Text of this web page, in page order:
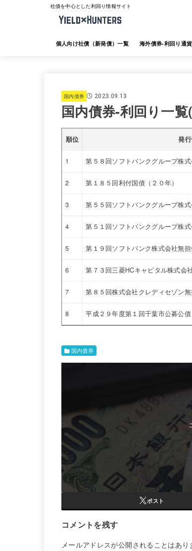
社債を中心とした利回り情報サイト
個人向け社債（新発債）一覧 海外債券-利回り通
国内債券 2023.09.13
国内債券-利回り一
順位 発
1 第５８回ソフトバンクグループ株
2 第１８５回利付国債（２０年）
3 第５５回ソフトバンクグループ株
4 第５１回ソフトバンクグループ株
5 第１９回ソフトバンク株式会社無
6 第７３回三菱HCキャピタル株式会
7 第８５回株式会社クレディセゾン
8 平成２９年度第１回千葉市公募公債
国内債券
ポスト
コメントを残す
メールアドレスが公開されることはあり